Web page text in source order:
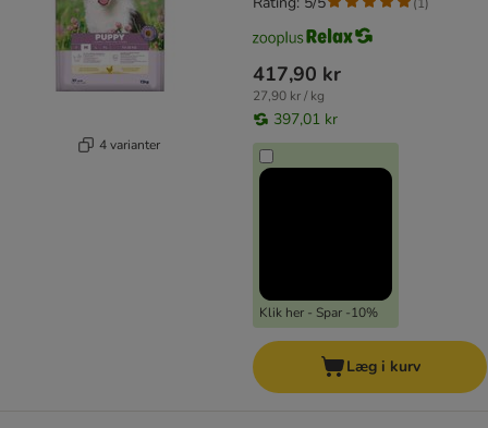
4 varianter
417,90 kr
27,90 kr / kg
397,01 kr
Klik her - Spar -10%
Læg i kurv